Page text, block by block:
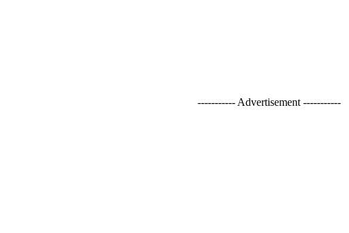
----------- Advertisement -----------